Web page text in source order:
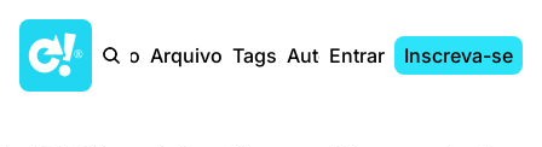
Início Arquivo Tags AutoresEntrar Inscreva-se